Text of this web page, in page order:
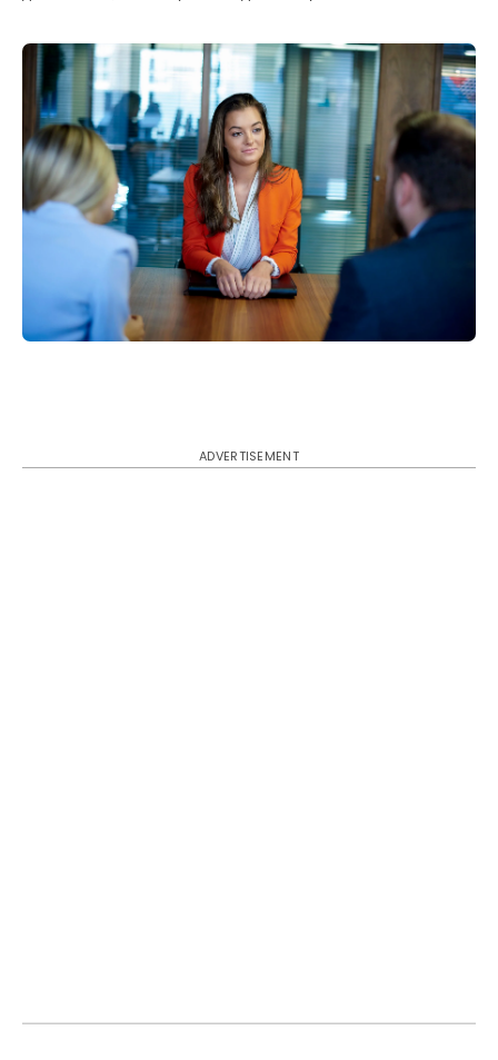
ADVERTISEMENT